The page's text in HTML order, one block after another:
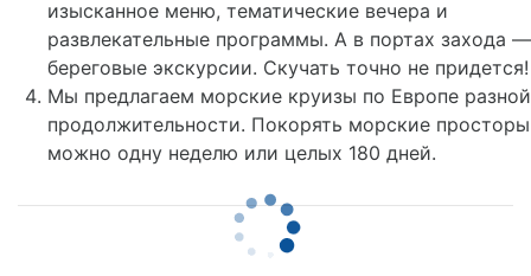
изысканное меню, тематические вечера и
развлекательные программы. А в портах захода —
береговые экскурсии. Скучать точно не придется!
Мы предлагаем морские круизы по Европе разной
продолжительности. Покорять морские просторы
можно одну неделю или целых 180 дней.